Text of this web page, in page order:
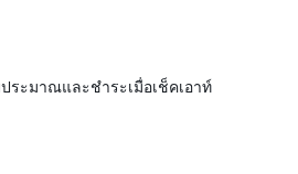
ะมาณและชำระเมื่อเช็คเอาท์